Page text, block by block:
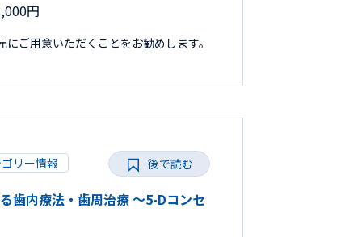
円
ご用意いただくことをお勧めします。
リー情報
歯内療法・歯周治療 ～5-Dコンセ
後で読む